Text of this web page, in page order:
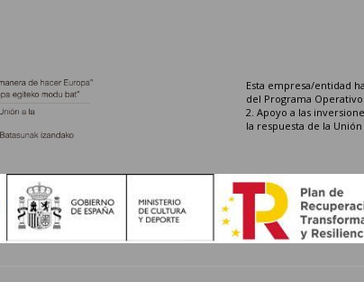
Esta empresa/entidad
del Programa Operativo
2. Apoyo a las
la respuesta de la